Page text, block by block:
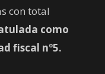
con total
como
fiscal nº5.